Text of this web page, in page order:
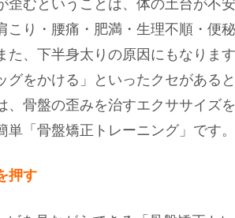
歪むということは、体の土台が不
こり・腰痛・肥満・生理不順・
た、下半身太りの原因にもなりま
グをかける」といったクセがある
、骨盤の歪みを治すエクササイズ
単「骨盤矯正トレーニング」です。
押す